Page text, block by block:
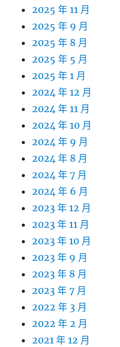
2025 年 11 月
2025 年 9 月
2025 年 8 月
2025 年 5 月
2025 年 1 月
2024 年 12 月
2024 年 11 月
2024 年 10 月
2024 年 9 月
2024 年 8 月
2024 年 7 月
2024 年 6 月
2023 年 12 月
2023 年 11 月
2023 年 10 月
2023 年 9 月
2023 年 8 月
2023 年 7 月
2022 年 3 月
2022 年 2 月
2021 年 12 月